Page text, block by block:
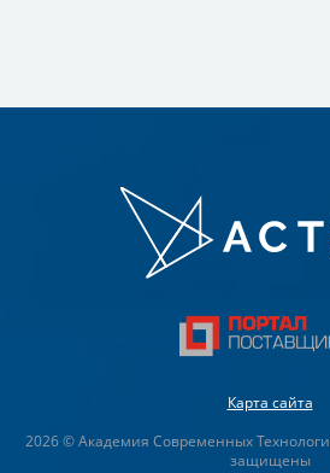
Карта сайта
2026 © Академия Современных
защищены